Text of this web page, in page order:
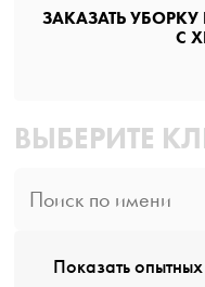
ЗАКАЗАТЬ
С
ВЫБЕРИТЕ
Показать